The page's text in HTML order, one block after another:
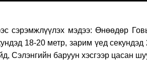
сэрэмжлүүлэх мэдээ: Өнөөдөр
18-20 метр, зарим үед
Сэлэнгийн баруун хэсгээр цасан